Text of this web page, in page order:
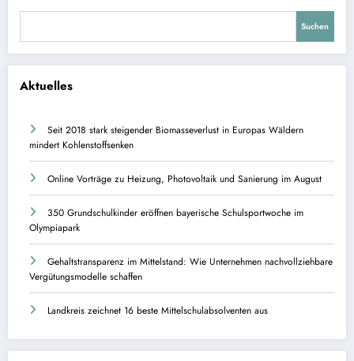
Suchen
Aktuelles
Seit 2018 stark steigender Biomasseverlust in Europas Wäldern
mindert Kohlenstoffsenken
Online Vorträge zu Heizung, Photovoltaik und Sanierung im August
350 Grundschulkinder eröffnen bayerische Schulsportwoche im
Olympiapark
Gehaltstransparenz im Mittelstand: Wie Unternehmen nachvollziehbare
Vergütungsmodelle schaffen
Landkreis zeichnet 16 beste Mittelschulabsolventen aus